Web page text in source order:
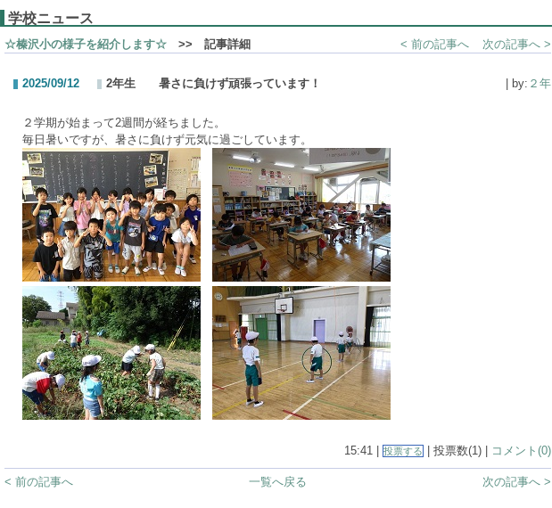
学校ニュース
☆榛沢小の様子を紹介します☆ >> 記事詳細 < 前の記事へ 次の記事へ >
2025/09/12 2年生 暑さに負けず頑張っています！ | by: ２年
２学期が始まって2週間が経ちました。
毎日暑いですが、暑さに負けず元気に過ごしています。
15:41 | 投票する | 投票数(1) | コメント(0)
< 前の記事へ 次の記事へ >
一覧へ戻る